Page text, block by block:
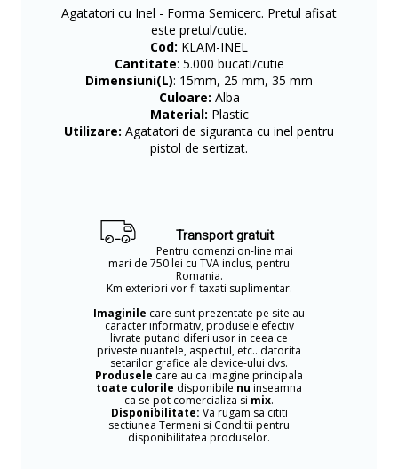
Agatatori cu Inel - Forma Semicerc. Pretul afisat
este pretul/cutie.
Cod: KLAM-INEL
Cantitate: 5.000 bucati/cutie
Dimensiuni(L): 15mm, 25 mm, 35 mm
Culoare: Alba
Material: Plastic
Utilizare: Agatatori de siguranta cu inel pentru
pistol de sertizat.
Transport gratuit
Pentru comenzi on-line mai
mari de 750 lei cu TVA inclus, pentru
Romania.
Km exteriori vor fi taxati suplimentar.
Imaginile care sunt prezentate pe site au
caracter informativ, produsele efectiv
livrate putand diferi usor in ceea ce
priveste nuantele, aspectul, etc.. datorita
setarilor grafice ale device-ului dvs.
Produsele care au ca imagine principala
toate culorile disponibile nu inseamna
ca se pot comercializa si mix.
Disponibilitate: Va rugam sa cititi
sectiunea Termeni si Conditii pentru
disponibilitatea produselor.